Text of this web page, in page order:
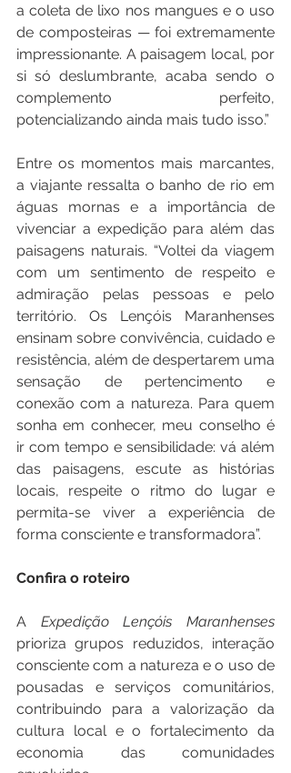
a coleta de lixo nos mangues e o uso
de composteiras — foi extremamente
impressionante. A paisagem local, por
si só deslumbrante, acaba sendo o
complemento perfeito,
potencializando ainda mais tudo isso.”
Entre os momentos mais marcantes,
a viajante ressalta o banho de rio em
águas mornas e a importância de
vivenciar a expedição para além das
paisagens naturais. “Voltei da viagem
com um sentimento de respeito e
admiração pelas pessoas e pelo
território. Os Lençóis Maranhenses
ensinam sobre convivência, cuidado e
resistência, além de despertarem uma
sensação de pertencimento e
conexão com a natureza. Para quem
sonha em conhecer, meu conselho é
ir com tempo e sensibilidade: vá além
das paisagens, escute as histórias
locais, respeite o ritmo do lugar e
permita-se viver a experiência de
forma consciente e transformadora”.
Confira o roteiro
A
prioriza grupos reduzidos, interação
consciente com a natureza e o uso de
pousadas e serviços comunitários,
contribuindo para a valorização da
cultura local e o fortalecimento da
economia das comunidades